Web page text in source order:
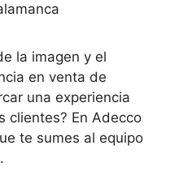
la imagen y el
en venta de
una experiencia
clientes? En Adecco
te sumes al equipo